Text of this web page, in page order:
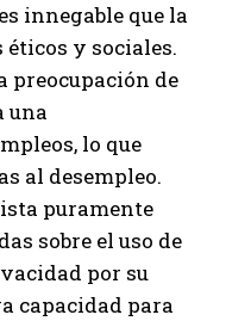
innegable que la
y sociales.
preocupación de
una
lo que
al desempleo.
puramente
sobre el uso de
por su
capacidad para